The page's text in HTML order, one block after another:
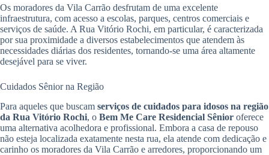
Os moradores da Vila Carrão desfrutam de uma excelente
infraestrutura, com acesso a escolas, parques, centros comerciais e
serviços de saúde. A Rua Vitório Rochi, em particular, é caracterizada
por sua proximidade a diversos estabelecimentos que atendem às
necessidades diárias dos residentes, tornando-se uma área altamente
desejável para se viver.
Cuidados Sênior na Região
Para aqueles que buscam serviços de cuidados para idosos na região
da Rua Vitório Rochi, o Bem Me Care Residencial Sênior oferece
uma alternativa acolhedora e profissional. Embora a casa de repouso
não esteja localizada exatamente nesta rua, ela atende com dedicação e
carinho os moradores da Vila Carrão e arredores, proporcionando um